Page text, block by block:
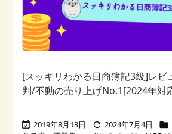
[スッキリわかる日商簿記3級]レビ
判/不動の売り上げNo.1[2024年対
 2019年8月13日  2024年7月4日 